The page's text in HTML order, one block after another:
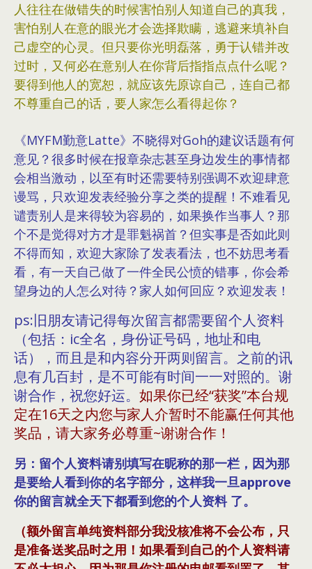
人往往在做错失的时候害怕别人知道自己的真我，
害怕别人在意的眼光才会选择欺瞒，逃避来填补自
己虚空的心灵。但只要你光明磊落，勇于认错并改
过时，又何必在意别人在你背后指指点点什么呢？
要得到他人的宽恕，就应该先原谅自己，连自己都
不尊重自己的话，要人家怎么看得起你？
《MYFM勤意Latte》不晓得对Goh的建议话题有何
意见？很多时候在报章杂志甚至身边发生的事情都
会相当激动，以至有时还需要特别强调不欢迎肆意
谩骂，只欢迎发表经验分享之类的提醒 ！不难看见
谴责别人是来得较为容易的，如果换作当事人？那
个不是觉得对方才是罪魁祸首？但实事是否如此则
不得而知，欢迎大家除了发表看法，也不妨思考看
看，有一天自己做了一件全民公愤的错事，你会希
望身边的人怎么对待？家人如何回应？欢迎发表！
ps:旧朋友请记得每次留言都需要留个人资料
（包括：ic全名，身份证号码，地址和电
话），而且是和内容分开两则留言。之前的讯
息有几百封，是不可能有时间一一对照的。谢
谢合作，祝您好运。 如果你已经“获奖”本台规
定在16天之内您与家人介暂时不能赢任何其他
奖品，请大家务必尊重~谢谢合作！
另：留个人资料请别填写在昵称的那一栏，因为那
是要给人看到你的名字部分，这样我一旦approve
你的留言就全天下都看到您的个人资料 了。
（额外留言单纯资料部分我没核准将不会公布，只
是准备送奖品时之用！如果看到自己的个人资料请